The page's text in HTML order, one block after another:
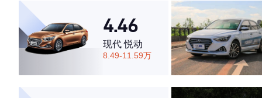
·空间表现一般，低于60%同级车
4.46
现代 悦动
8.49-11.59万